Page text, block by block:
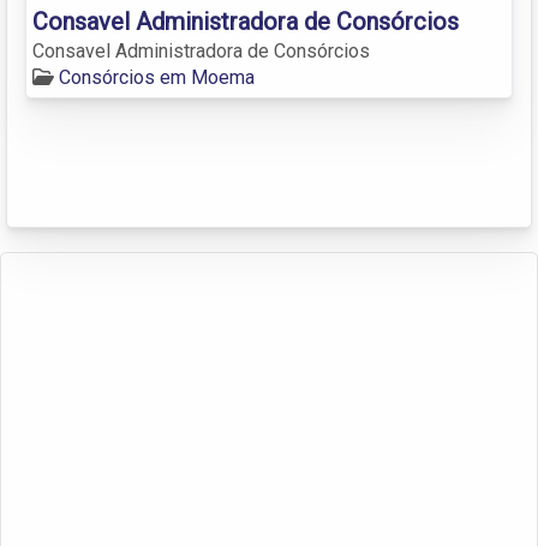
Consavel Administradora de Consórcios
Consavel Administradora de Consórcios
Consórcios em Moema